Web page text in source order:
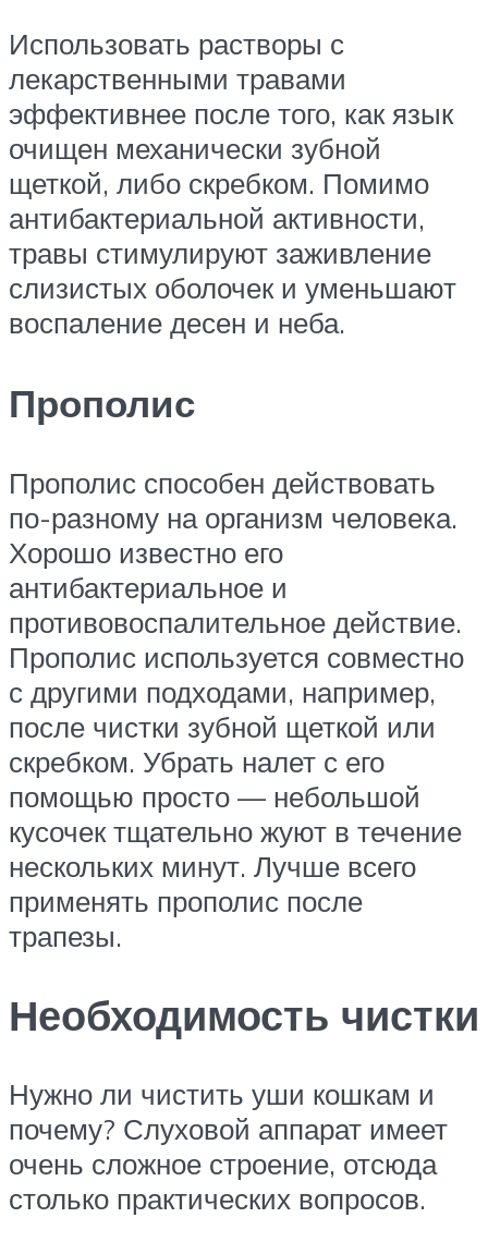
Использовать растворы с
лекарственными травами
эффективнее после того, как язык
очищен механически зубной
щеткой, либо скребком. Помимо
антибактериальной активности,
травы стимулируют заживление
слизистых оболочек и уменьшают
воспаление десен и неба.
Прополис
Прополис способен действовать
по-разному на организм человека.
Хорошо известно его
антибактериальное и
противовоспалительное действие.
Прополис используется совместно
с другими подходами, например,
после чистки зубной щеткой или
скребком. Убрать налет с его
помощью просто — небольшой
кусочек тщательно жуют в течение
нескольких минут. Лучше всего
применять прополис после
трапезы.
Необходимость чистки
Нужно ли чистить уши кошкам и
почему? Слуховой аппарат имеет
очень сложное строение, отсюда
столько практических вопросов.